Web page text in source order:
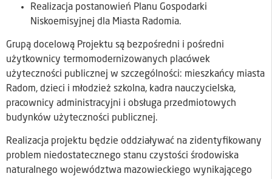
Realizacja postanowień Planu Gospodarki
Niskoemisyjnej dla Miasta Radomia.
Grupą docelową Projektu są bezpośredni i pośredni
użytkownicy termomodernizowanych placówek
użyteczności publicznej w szczególności: mieszkańcy miasta
Radom, dzieci i młodzież szkolna, kadra nauczycielska,
pracownicy administracyjni i obsługa przedmiotowych
budynków użyteczności publicznej.
Realizacja projektu będzie oddziaływać na zidentyfikowany
problem niedostatecznego stanu czystości środowiska
naturalnego województwa mazowieckiego wynikającego